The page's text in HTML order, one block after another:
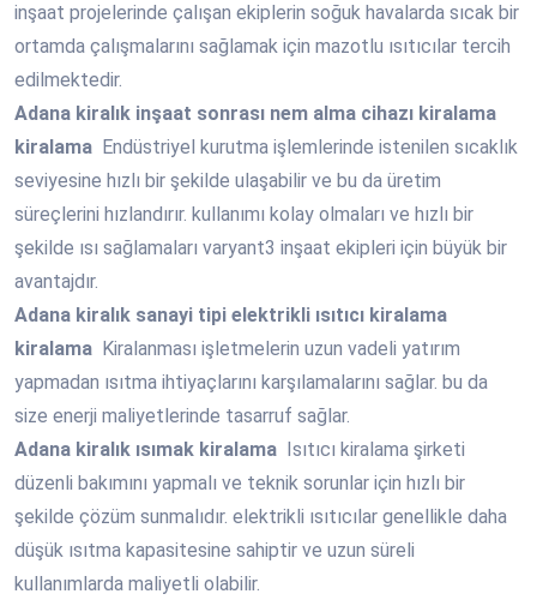
inşaat projelerinde çalışan ekiplerin soğuk havalarda sıcak bir
ortamda çalışmalarını sağlamak için mazotlu ısıtıcılar tercih
edilmektedir.
Adana kiralık inşaat sonrası nem alma cihazı kiralama
kiralama Endüstriyel kurutma işlemlerinde istenilen sıcaklık
seviyesine hızlı bir şekilde ulaşabilir ve bu da üretim
süreçlerini hızlandırır. kullanımı kolay olmaları ve hızlı bir
şekilde ısı sağlamaları varyant3 inşaat ekipleri için büyük bir
avantajdır.
Adana kiralık sanayi tipi elektrikli ısıtıcı kiralama
kiralama Kiralanması işletmelerin uzun vadeli yatırım
yapmadan ısıtma ihtiyaçlarını karşılamalarını sağlar. bu da
size enerji maliyetlerinde tasarruf sağlar.
Adana kiralık ısımak kiralama Isıtıcı kiralama şirketi
düzenli bakımını yapmalı ve teknik sorunlar için hızlı bir
şekilde çözüm sunmalıdır. elektrikli ısıtıcılar genellikle daha
düşük ısıtma kapasitesine sahiptir ve uzun süreli
kullanımlarda maliyetli olabilir.